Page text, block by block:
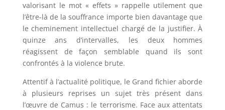
valorisant le mot « effets » rappelle utilement que
l’être-là de la souffrance importe bien davantage que
le cheminement intellectuel chargé de la justifier. À
quinze ans d’intervalles, les deux hommes
réagissent de façon semblable quand ils sont
confrontés à la violence brute.
Attentif à l’actualité politique, le Grand fichier aborde
à plusieurs reprises un sujet très présent dans
l’œuvre de Camus : le terrorisme. Face aux attentats